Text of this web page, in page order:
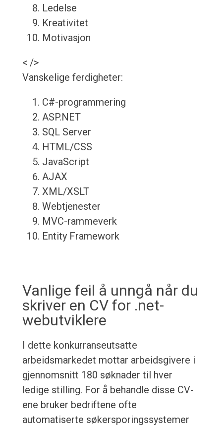
Ledelse
Kreativitet
Motivasjon
< />
Vanskelige ferdigheter:
C#-programmering
ASP.NET
SQL Server
HTML/CSS
JavaScript
AJAX
XML/XSLT
Webtjenester
MVC-rammeverk
Entity Framework
Vanlige feil å unngå når du
skriver en CV for .net-
webutviklere
I dette konkurranseutsatte
arbeidsmarkedet mottar arbeidsgivere i
gjennomsnitt 180 søknader til hver
ledige stilling. For å behandle disse CV-
ene bruker bedriftene ofte
automatiserte søkersporingssystemer